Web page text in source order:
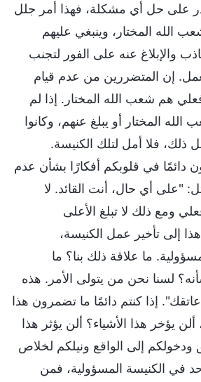
على حل أي مشكلة، فهذا أمر جلل
الله المختار، وينبغي عليهم
والإبلاغ عنه على الفور لتجنب
إن المتضررين من عدم قيام
هم شعب الله المختار. إذا لم
المختار أو يبلغ عنهم، وكانوا
ذلك، فلا أمل لتلك الكنيسة.
دائمًا في قلوبكم أفكارًا بشأن عدم
"على أي حال، أنت القائد. لا
ومع ذلك لا تبلغ الأعلى
إلى تأخير عمل الكنيسة،
ما علاقة ذلك بنا؟ ما
لسنا نحن من يتولى الأمر. هذه
إذا كنتم دائمًا ما تضمرون هذا
يؤخر هذا الأشياء؟ ألن يؤثر هذا
إلى الواقع ونيلكم لخلاص
في الكنيسة المسؤولية، فمن